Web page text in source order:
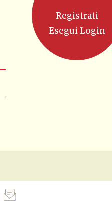
Registrati
Esegui Login